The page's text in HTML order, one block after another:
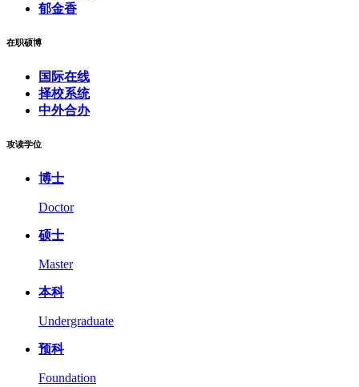
郁金香
在职硕博
国际在线
择校系统
中外合办
攻读学位
博士
Doctor
硕士
Master
本科
Undergraduate
预科
Foundation